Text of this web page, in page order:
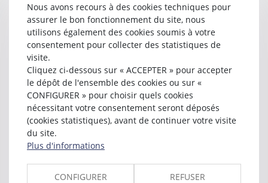
VincentBESANCON
17 RUE DREYFUS SCHMIDT
90000 BELFORT
Tél :03 84 90 12 90
Retour
HonorairesMentions légalesPlan du site
Nous avons recours à des cookies techniques pour
assurer le bon fonctionnement du site, nous
utilisons également des cookies soumis à votre
consentement pour collecter des statistiques de
visite.
Cliquez ci-dessous sur « ACCEPTER » pour accepter
le dépôt de l'ensemble des cookies ou sur «
CONFIGURER » pour choisir quels cookies
nécessitant votre consentement seront déposés
(cookies statistiques), avant de continuer votre visite
du site.
Plus d'informations
CONFIGURER REFUSER